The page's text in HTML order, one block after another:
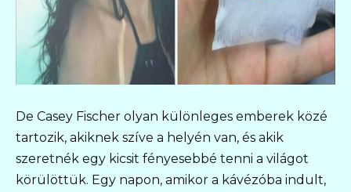
De Casey Fischer olyan különleges emberek közé
tartozik, akiknek szíve a helyén van, és akik
szeretnék egy kicsit fényesebbé tenni a világot
körülöttük. Egy napon, amikor a kávézóba indult,